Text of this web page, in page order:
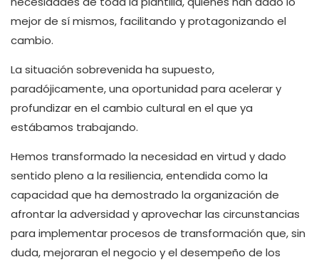
mejor de sí mismos, facilitando y protagonizando el
cambio.
La situación sobrevenida ha supuesto,
paradójicamente, una oportunidad para acelerar y
profundizar en el cambio cultural en el que ya
estábamos trabajando.
Hemos transformado la necesidad en virtud y dado
sentido pleno a la resiliencia, entendida como la
capacidad que ha demostrado la organización de
afrontar la adversidad y aprovechar las circunstancias
para implementar procesos de transformación que, sin
duda, mejoraran el negocio y el desempeño de los